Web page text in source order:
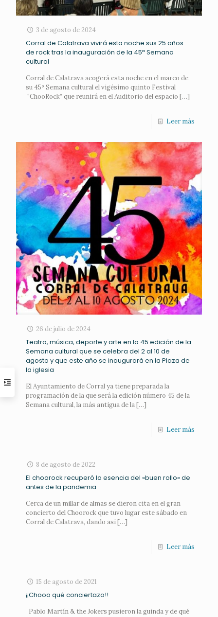
3 de agosto de 2024
Corral de Calatrava vivirá esta noche sus 25 años
de rock tras la inauguración de la 45ª Semana
cultural
Corral de Calatrava acogerá esta noche en el marco de
su 45º Semana cultural el vigésimo quinto Festival
“ChooRock” que reunirá en el Auditorio del espacio […]
Leer más
26 de julio de 2024
Teatro, música, deporte y arte en la 45 edición de la
Semana cultural que se celebra del 2 al 10 de
agosto y que este año se inaugurará en la Plaza de
la iglesia
El Ayuntamiento de Corral ya tiene preparada la
programación de la que será la edición número 45 de la
Semana cultural, la más antigua de la[…]
Leer más
8 de agosto de 2022
El choorock recuperó la esencia del «buen rollo» de
antes de la pandemia
Cerca de un millar de almas se dieron cita en el gran
concierto del Choorock que tuvo lugar este sábado en
Corral de Calatrava, dando así[…]
Leer más
15 de agosto de 2021
¡¡Chooo qué conciertazo!!
Pablo Martín & the Jokers pusieron la guinda y de qué